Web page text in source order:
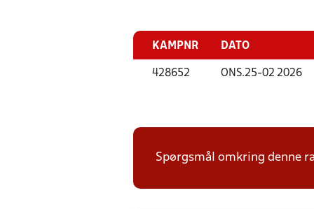
KAMPNR DATO
428652 ONS.25-02 2026
Spørgsmål omkring denne